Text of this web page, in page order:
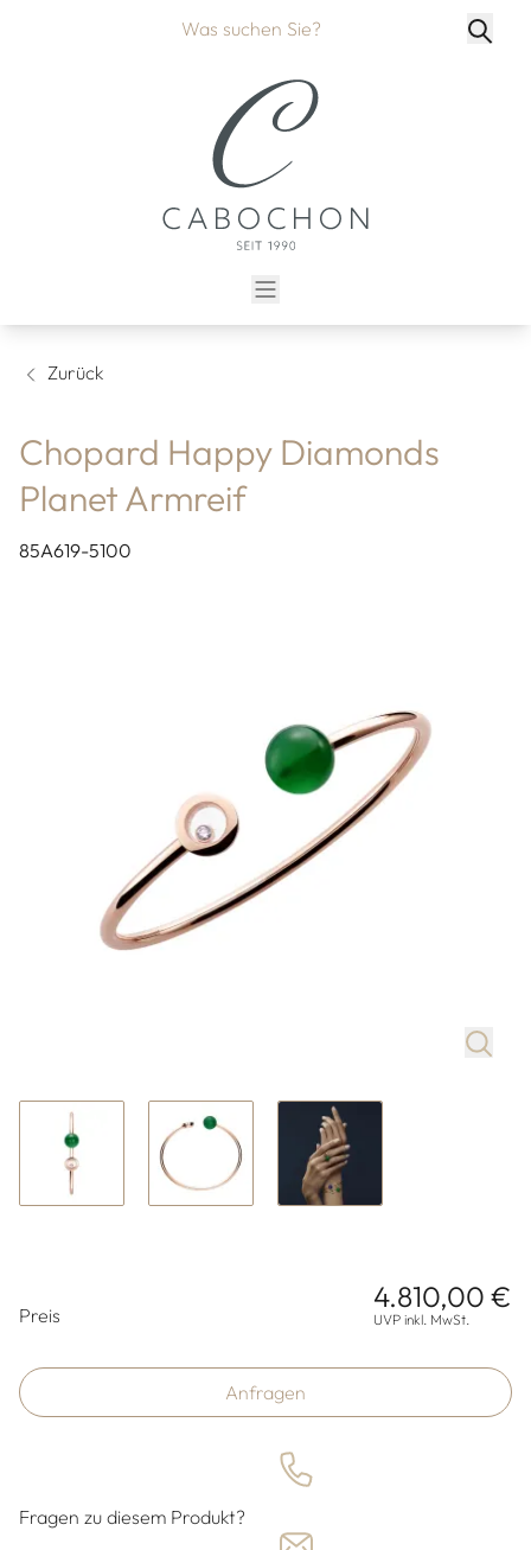
Zurück
Chopard Happy Diamonds
Planet Armreif
85A619-5100
Preis
4.810,00 €
UVP inkl. MwSt.
Anfragen
Fragen zu diesem Produkt?